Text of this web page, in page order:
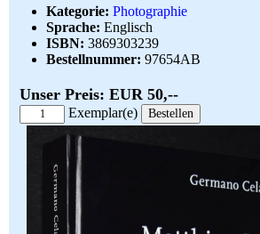
AGB
Widerruf
Über uns
Aktuelle Kataloge
Kontakt
Impressum
Kategorie: Photographie
Sprache: Englisch
ISBN: 3869303239
Bestellnummer: 97654AB
Unser Preis: EUR 50,--
Exemplar(e)